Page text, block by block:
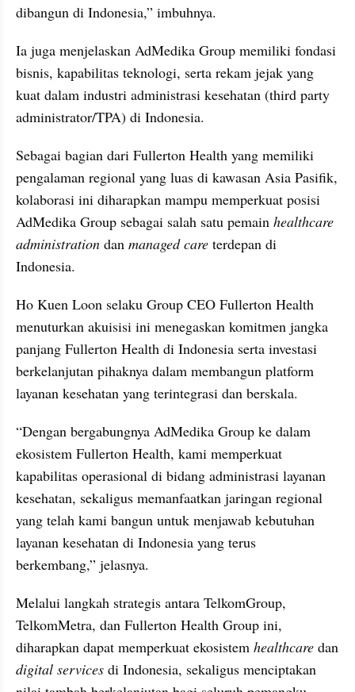
dibangun di Indonesia,” imbuhnya.
Ia juga menjelaskan AdMedika Group memiliki fondasi
bisnis, kapabilitas teknologi, serta rekam jejak yang
kuat dalam industri administrasi kesehatan (third party
administrator/TPA) di Indonesia.
Sebagai bagian dari Fullerton Health yang memiliki
pengalaman regional yang luas di kawasan Asia Pasifik,
kolaborasi ini diharapkan mampu memperkuat posisi
AdMedika Group sebagai salah satu pemain healthcare
administration dan managed care terdepan di
Indonesia.
Ho Kuen Loon selaku Group CEO Fullerton Health
menuturkan akuisisi ini menegaskan komitmen jangka
panjang Fullerton Health di Indonesia serta investasi
berkelanjutan pihaknya dalam membangun platform
layanan kesehatan yang terintegrasi dan berskala.
“Dengan bergabungnya AdMedika Group ke dalam
ekosistem Fullerton Health, kami memperkuat
kapabilitas operasional di bidang administrasi layanan
kesehatan, sekaligus memanfaatkan jaringan regional
yang telah kami bangun untuk menjawab kebutuhan
layanan kesehatan di Indonesia yang terus
berkembang,” jelasnya.
Melalui langkah strategis antara TelkomGroup,
TelkomMetra, dan Fullerton Health Group ini,
diharapkan dapat memperkuat ekosistem healthcare
digital services di Indonesia, sekaligus menciptakan